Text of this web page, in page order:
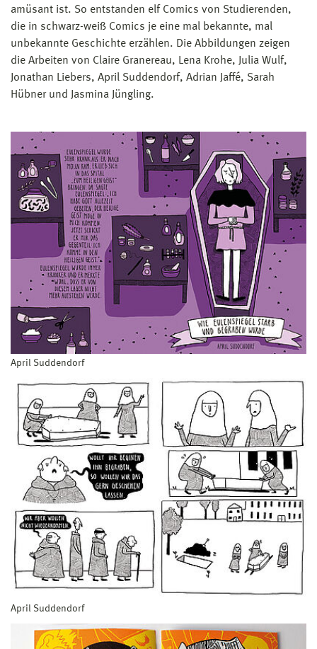
amüsant ist. So entstanden elf Comics von Studierenden,
die in schwarz-weiß Comics je eine mal bekannte, mal
unbekannte Geschichte erzählen. Die Abbildungen zeigen
die Arbeiten von Claire Granereau, Lena Krohe, Julia Wulf,
Jonathan Liebers, April Suddendorf, Adrian Jaffé, Sarah
Hübner und Jasmina Jüngling.
April Suddendorf
April Suddendorf